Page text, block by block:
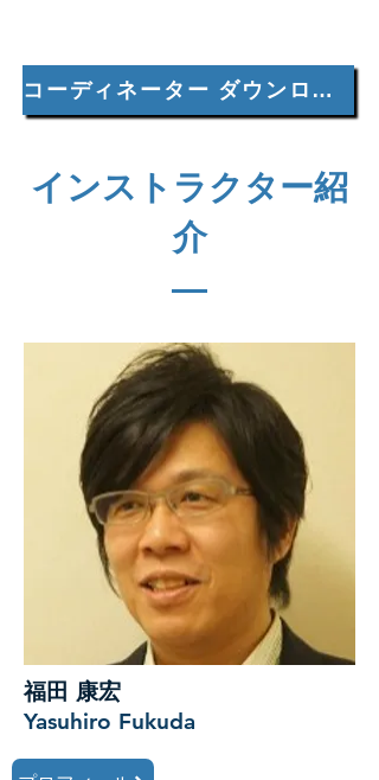
コーディネーター ダウンロード
インストラクター紹
介
福田 康宏
Yasuhiro Fukuda